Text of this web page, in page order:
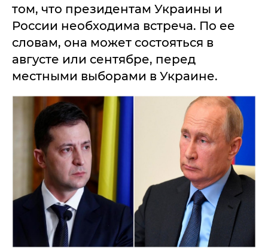
том, что президентам Украины и
России необходима встреча. По ее
словам, она может состояться в
августе или сентябре, перед
местными выборами в Украине.